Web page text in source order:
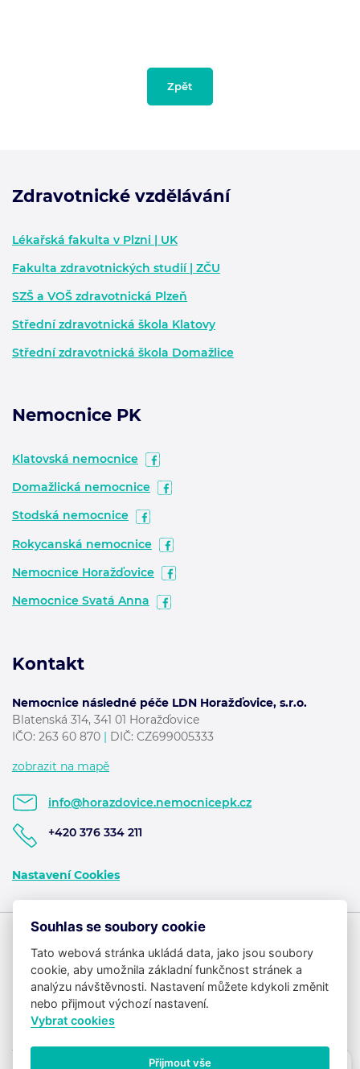
Zpět
Zdravotnické vzdělávání
Lékařská fakulta v Plzni | UK
Fakulta zdravotnických studií | ZČU
SZŠ a VOŠ zdravotnická Plzeň
Střední zdravotnická škola Klatovy
Střední zdravotnická škola Domažlice
Nemocnice PK
Klatovská nemocnice
Domažlická nemocnice
Stodská nemocnice
Rokycanská nemocnice
Nemocnice Horažďovice
Nemocnice Svatá Anna
Kontakt
Nemocnice následné péče LDN Horažďovice, s.r.o.
Blatenská 314, 341 01 Horažďovice
IČO: 263 60 870 DIČ: CZ699005333
zobrazit na mapě
info@horazdovice.nemocnicepk.cz
+420 376 334 211
Nastavení Cookies
Souhlas se soubory cookie
Tato webová stránka ukládá data, jako jsou soubory
cookie, aby umožnila základní funkčnost stránek a
analýzu návštěvnosti. Nastavení můžete kdykoli změnit
nebo přijmout výchozí nastavení.
Vybrat cookies
Přijmout vše
Potřebujete poradit?